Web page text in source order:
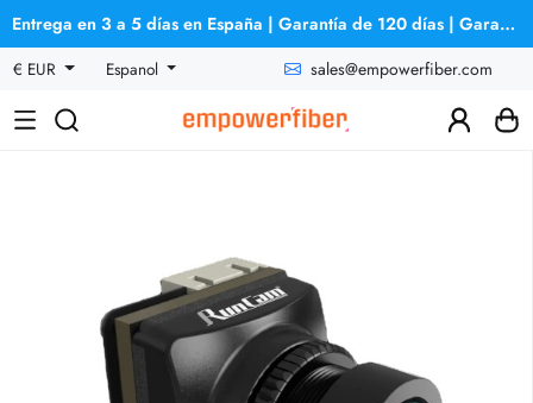
Entrega en 3 a 5 días en España | Garantía de 120 días | Garantía de reembolso
€ EUR
Espanol sales@empowerfiber.com